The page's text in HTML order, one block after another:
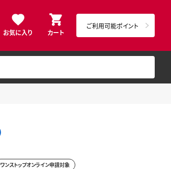
お気に入り カート
ご利用可能ポイント
ワンストップオンライン申請対象